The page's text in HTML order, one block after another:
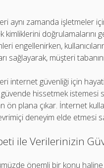
aynı zamanda işletmeler
kimliklerini
engellenirken,
sağlayarak, müşteri
internet güvenliği için hayati
hissetmek istemesi
ön plana çıkar. İnternet
deneyim elde etmesi
ile Verilerinizin
önemli bir konu haline